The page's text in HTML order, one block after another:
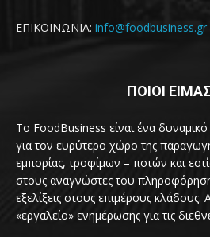
ΕΠΙΚΟΙΝΩΝΙΑ: info@foodbusiness.gr
ΠΟΙΟΙ
Το FoodBusiness είναι ένα
για τον ευρύτερο χώρο της
εμπορίας, τροφίμων – ποτών και
στους αναγνώστες του πληροφόρηση
εξελίξεις στους επιμέρους κλάδους.
«εργαλείο» ενημέρωσης για τις